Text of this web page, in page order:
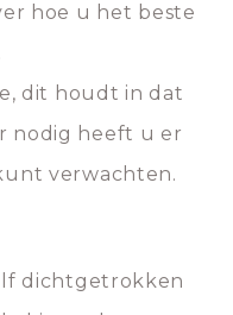
hoe u het beste
dit houdt in dat
nodig heeft u er
verwachten.
dichtgetrokken